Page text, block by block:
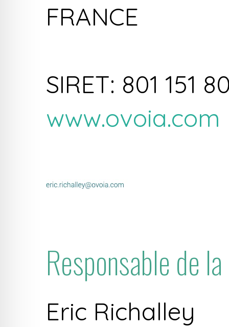
FRANCE
SIRET: 801 151
www.ovoia.com
Responsable de
Eric Richalley